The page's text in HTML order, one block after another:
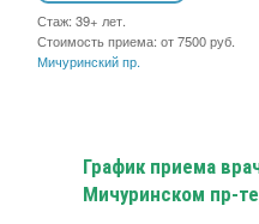
Стаж: 39+ лет.
Стоимость приема: от 7500 руб.
Мичуринский пр.
График приема
Мичуринском пр-